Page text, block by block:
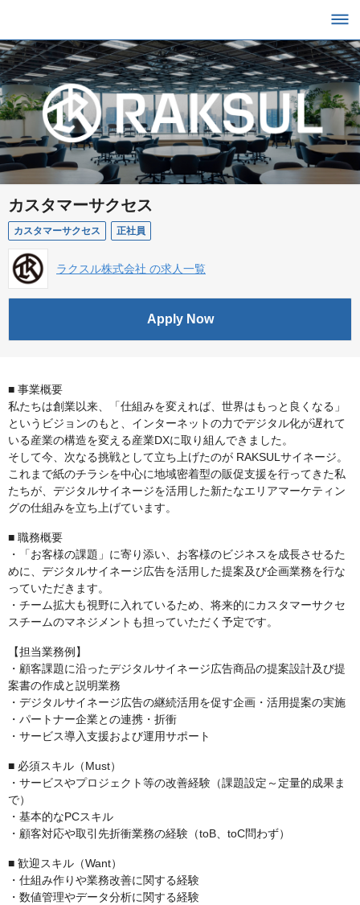
カスタマーサクセス
カスタマーサクセス 正社員
ラクスル株式会社 の求人一覧
Apply Now
■ 事業概要
私たちは創業以来、「仕組みを変えれば、世界はもっと良くなる」
というビジョンのもと、インターネットの力でデジタル化が遅れて
いる産業の構造を変える産業DXに取り組んできました。
そして今、次なる挑戦として立ち上げたのが RAKSULサイネージ。
これまで紙のチラシを中心に地域密着型の販促支援を行ってきた私
たちが、デジタルサイネージを活用した新たなエリアマーケティン
グの仕組みを立ち上げています。
■ 職務概要
・「お客様の課題」に寄り添い、お客様のビジネスを成長させるた
めに、デジタルサイネージ広告を活用した提案及び企画業務を行な
っていただきます。
・チーム拡大も視野に入れているため、将来的にカスタマーサクセ
スチームのマネジメントも担っていただく予定です。
【担当業務例】
・顧客課題に沿ったデジタルサイネージ広告商品の提案設計及び提
案書の作成と説明業務
・デジタルサイネージ広告の継続活用を促す企画・活用提案の実施
・パートナー企業との連携・折衝
・サービス導入支援および運用サポート
■ 必須スキル（Must）
・サービスやプロジェクト等の改善経験（課題設定～定量的成果ま
で）
・基本的なPCスキル
・顧客対応や取引先折衝業務の経験（toB、toC問わず）
■ 歓迎スキル（Want）
・仕組み作りや業務改善に関する経験
・数値管理やデータ分析に関する経験